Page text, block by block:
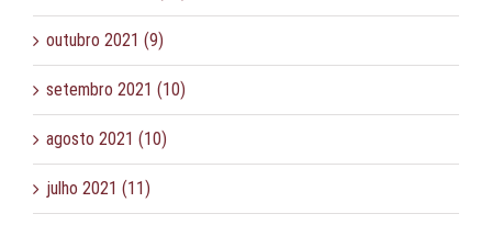
outubro 2021 (9)
setembro 2021 (10)
agosto 2021 (10)
julho 2021 (11)